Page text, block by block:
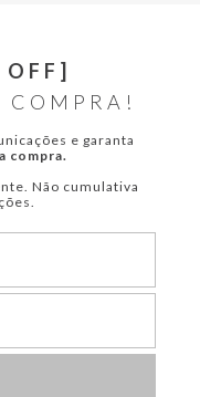
COMPRA!
e garanta
compra.
Não cumulativa